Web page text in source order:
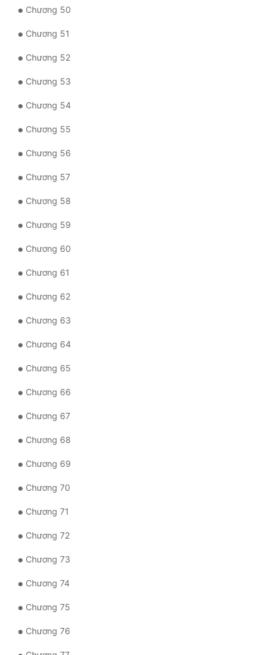
Chương 50
Chương 51
Chương 52
Chương 53
Chương 54
Chương 55
Chương 56
Chương 57
Chương 58
Chương 59
Chương 60
Chương 61
Chương 62
Chương 63
Chương 64
Chương 65
Chương 66
Chương 67
Chương 68
Chương 69
Chương 70
Chương 71
Chương 72
Chương 73
Chương 74
Chương 75
Chương 76